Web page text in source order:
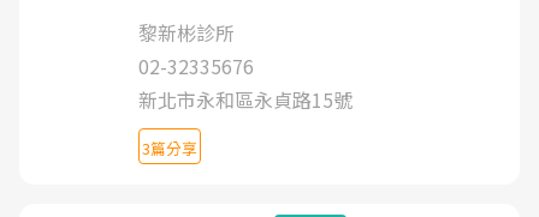
黎新彬診所
02-32335676
新北市永和區永貞路15號
3篇分享